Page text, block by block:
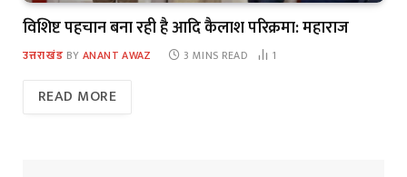
विशिष्ट पहचान बना रही है आदि कैलाश परिक्रमा: महाराज
उत्तराखंड BY ANANT AWAZ 3 MINS READ 1
READ MORE